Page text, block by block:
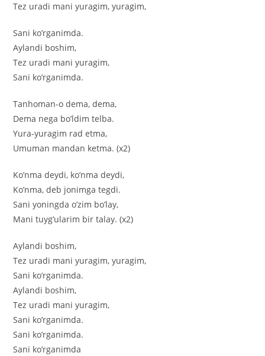
Tez uradi mani yuragim, yuragim,
Sani ko’rganimda.
Aylandi boshim,
Tez uradi mani yuragim,
Sani ko’rganimda.
Tanhoman-o dema, dema,
Dema nega bo’ldim telba.
Yura-yuragim rad etma,
Umuman mandan ketma. (x2)
Ko’nma deydi, ko’nma deydi,
Ko’nma, deb jonimga tegdi.
Sani yoningda o’zim bo’lay,
Mani tuyg’ularim bir talay. (x2)
Aylandi boshim,
Tez uradi mani yuragim, yuragim,
Sani ko’rganimda.
Aylandi boshim,
Tez uradi mani yuragim,
Sani ko’rganimda.
Sani ko’rganimda.
Sani ko’rganimda